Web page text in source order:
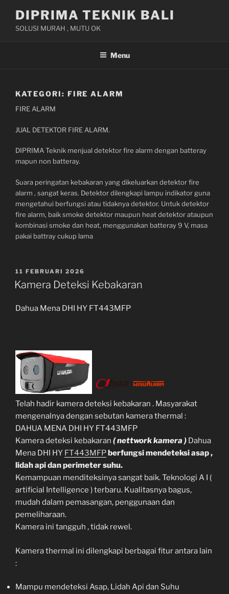
content
DIPRIMA TEKNIK BALI
SOLUSI MURAH , MUTU OK
Menu
KATEGORI: FIRE ALARM
FIRE ALARM
JUAL DETEKTOR FIRE ALARM.
DIPRIMA Teknik menjual detektor fire alarm dengan batteray
mapun non batteray.
Suara peringatan kebakaran yang dikeluarkan detektor fire
alarm , sangat keras. Detektor dilengkapi lampu indikator guna
mengetahui berfungsi atau tidaknya detektor. Untuk detektor
fire alarm, baik smoke detektor maupun heat detektor ataupun
kombinasi smoke dan heat, menggunakan batteray 9 V, masa
pakai battray cukup lama
POSTED
ON
11 FEBRUARI 2026
Kamera Deteksi Kebakaran
Dahua Mena DHI HY FT443MFP
Telah hadir kamera deteksi kebakaran . Masyarakat
mengenalnya dengan sebutan kamera thermal :
DAHUA MENA DHI HY FT443MFP
Kamera deteksi kebakaran ( nettwork kamera ) Dahua
Mena DHI HY FT443MFPberfungsi mendeteksi asap ,
lidah api dan perimeter suhu.
Kemampuan menditeksinya sangat baik. Teknologi A I (
artificial Intelligence ) terbaru. Kualitasnya bagus,
mudah dalam pemasangan, penggunaan dan
pemeliharaan.
Kamera ini tangguh , tidak rewel.
Kamera thermal ini dilengkapi berbagai fitur antara lain
:
Mampu mendeteksi Asap, Lidah Api dan Suhu